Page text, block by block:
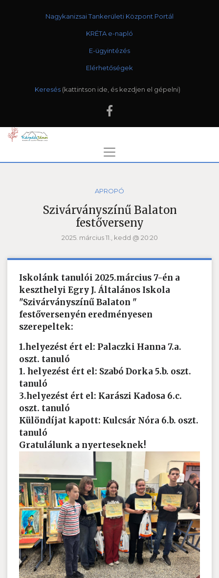
Nagykanizsai Tankerületi Központ Portál
KRÉTA e-napló
E-ügyintézés
Elérhetőségek
Keresés
APROPÓ
Szivárványszínű Balaton
festőverseny
2025. március 11., kedd @ 20:20
Iskolánk tanulói 2025.március 7-én a
keszthelyi Egry J. Általános Iskola
"Szivárványszínű Balaton "
festőversenyén eredményesen
szerepeltek:
1.helyezést ért el: Palaczki Hanna 7.a.
oszt. tanuló
1. helyezést ért el: Szabó Dorka 5.b. oszt.
tanuló
3.helyezést ért el: Karászi Kadosa 6.c.
oszt. tanuló
Különdíjat kapott: Kulcsár Nóra 6.b. oszt.
tanuló
Gratulálunk a nyerteseknek!